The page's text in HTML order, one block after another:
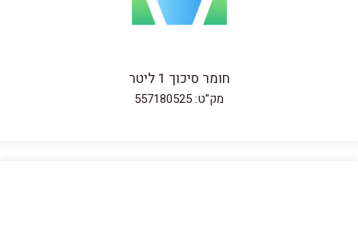
חומר סיכוך 1 ליטר
מק"ט: 557180525